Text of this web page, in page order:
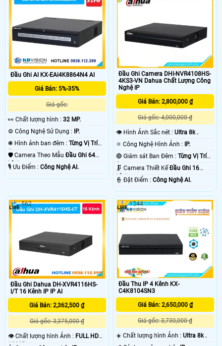
Đầu Ghi AI KX-EAi4K8864N4 AI
Giá Bán: 5%-35%
Giá gốc:
️👀 Chất lượng hình : 32 MP.
⚙ Công Nghệ Sử Dụng : IP.
❃ Hình ảnh ban đêm : Từng Vị Trí
Camera .
🛡 Camera Theo Mẫu Đầu Ghi 64
kênh.
️🎙 Ưu Điểm : Công Nghệ AI.
Đầu Ghi Camera DHI-NVR4108HS-
4KS3-VN Dahua Chất Lượng Công
Nghệ IP
Giá Bán: 2,800,000 ₫
Giá gốc: 4,000,000 ₫
👁 Hình Ảnh Sắc nét :Ultra 8k .
⚛️ Công Nghệ Hình Ảnh :
IP.
🔴 Giám sát Ban Đêm :Từng Vị Trí
Camera .
🗜️ Camera Thiết KếĐầu Ghi 16
kênh.
️👮 Đặt Điểm :Công Nghệ AI.
Đầu Ghi Dahua DH-XVR4116HS-
I/T 16 Kênh IP IP AI
Giá Bán: 2,362,500 ₫
Giá gốc: 3,375,000 ₫
👁 Chất lượng hình Ảnh : FULL HD
1080P .
562
Đầu Thu IP 4 Kênh KX-
C4K8104SN3
Giá Bán: 2,650,000 ₫
Giá gốc: 3,730,000 ₫
☀️ Chất lượng hình Ảnh :Ultra 8k .
1544